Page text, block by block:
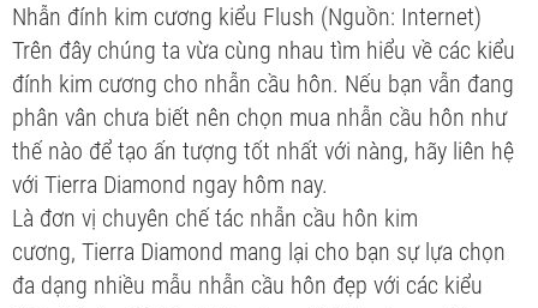
Nhẫn đính kim cương kiểu Flush (Nguồn: Internet)
Trên đây chúng ta vừa cùng nhau tìm hiểu về các kiểu
đính kim cương cho nhẫn cầu hôn. Nếu bạn vẫn đang
phân vân chưa biết nên chọn mua nhẫn cầu hôn như
thế nào để tạo ấn tượng tốt nhất với nàng, hãy liên hệ
với Tierra Diamond ngay hôm nay.
Là đơn vị chuyên chế tác nhẫn cầu hôn kim
cương, Tierra Diamond mang lại cho bạn sự lựa chọn
đa dạng nhiều mẫu nhẫn cầu hôn đẹp với các kiểu